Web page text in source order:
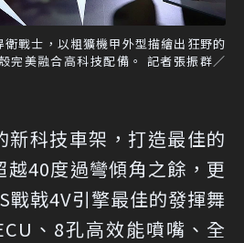
衛戰士，以粗獷機甲外型描繪出狂野的
完美融合高科技配備。 記者張振群／
新科技車架，打造最佳的
40度過彎傾角之餘，更
戰戟4V引擎最佳的發揮舞
、8孔高效能噴嘴、全